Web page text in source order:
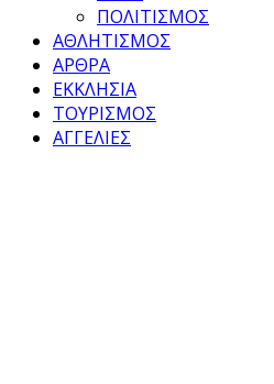
ΠΟΛΙΤΙΣΜΟΣ
ΑΘΛΗΤΙΣΜΟΣ
ΑΡΘΡΑ
ΕΚΚΛΗΣΙΑ
ΤΟΥΡΙΣΜΟΣ
ΑΓΓΕΛΙΕΣ